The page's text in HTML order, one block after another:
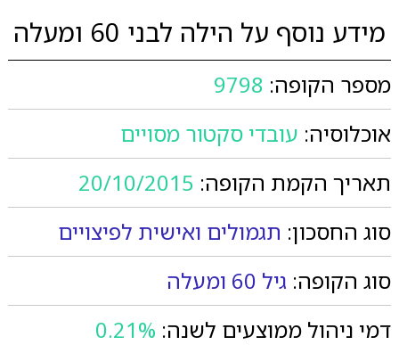
מידע נוסף על הילה לבני 60 ומעלה
מספר הקופה: 9798
אוכלוסיה: עובדי סקטור מסויים
תאריך הקמת הקופה: 20/10/2015
סוג החסכון: תגמולים ואישית לפיצויים
סוג הקופה: גיל 60 ומעלה
דמי ניהול ממוצעים לשנה: 0.21%